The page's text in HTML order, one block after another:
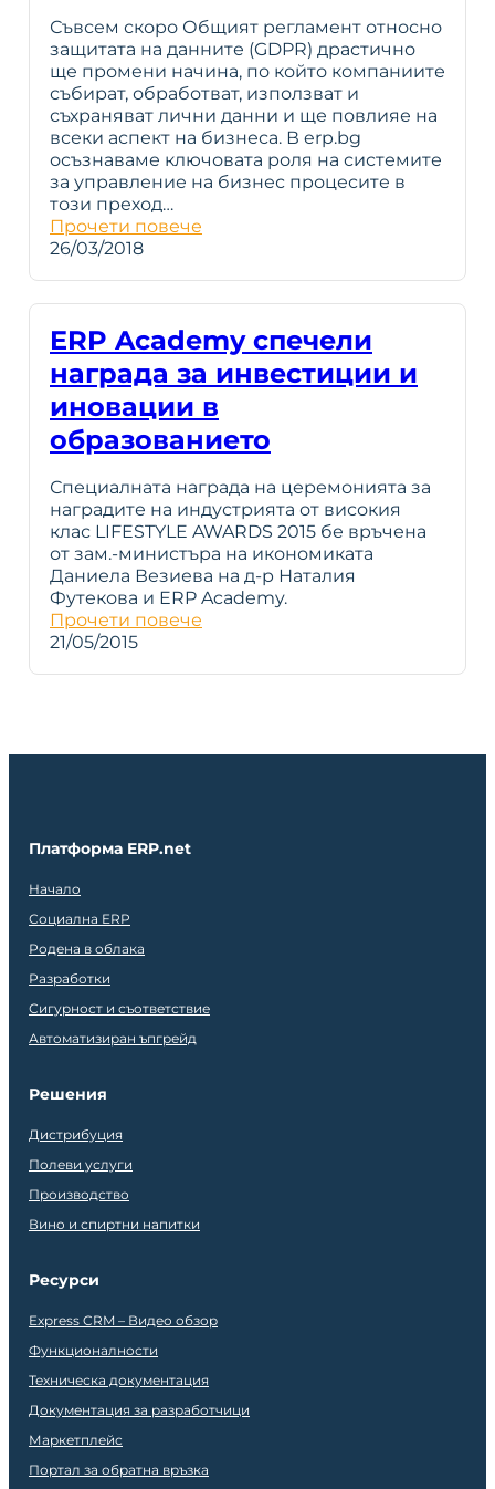
Съвсем скоро Общият регламент относно
защитата на данните (GDPR) драстично
ще промени начина, по който компаниите
събират, обработват, използват и
съхраняват лични данни и ще повлияе на
всеки аспект на бизнеса. В erp.bg
осъзнаваме ключовата роля на системите
за управление на бизнес процесите в
този преход…
Прочети повече
26/03/2018
ERP Academy спечели
награда за инвестиции и
иновации в
образованието
Специалната награда на церемонията за
наградите на индустрията от високия
клас LIFESTYLE AWARDS 2015 бе връчена
от зам.-министъра на икономиката
Даниела Везиева на д-р Наталия
Футекова и ERP Academy.
Прочети повече
21/05/2015
Платформа ERP.net
Начало
Социална ERP
Родена в облака
Разработки
Сигурност и съответствие
Автоматизиран ъпгрейд
Решения
Дистрибуция
Полеви услуги
Производство
Вино и спиртни напитки
Ресурси
Express CRM – Видео обзор
Функционалности
Техническа документация
Документация за разработчици
Маркетплейс
Портал за обратна връзка